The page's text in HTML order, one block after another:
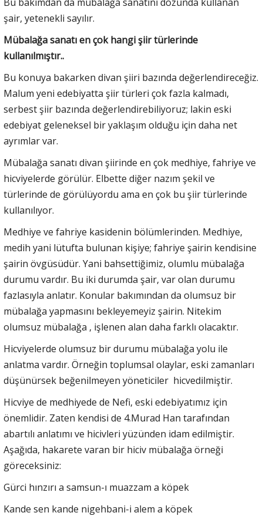
şair, yetenekli sayılır.
Mübalağa sanatı en çok hangi şiir türlerinde
kullanılmıştır..
Bu konuya bakarken divan şiiri bazında değerlendireceğiz.
Malum yeni edebiyatta şiir türleri çok fazla kalmadı,
serbest şiir bazında değerlendirebiliyoruz; lakin eski
edebiyat geleneksel bir yaklaşım olduğu için daha net
ayrımlar var.
Mübalağa sanatı divan şiirinde en çok medhiye, fahriye ve
hicviyelerde görülür. Elbette diğer nazım şekil ve
türlerinde de görülüyordu ama en çok bu şiir türlerinde
kullanılıyor.
Medhiye ve fahriye kasidenin bölümlerinden. Medhiye,
medih yani lütufta bulunan kişiye; fahriye şairin kendisine
şairin övgüsüdür. Yani bahsettiğimiz, olumlu mübalağa
durumu vardır. Bu iki durumda şair, var olan durumu
fazlasıyla anlatır. Konular bakımından da olumsuz bir
mübalağa yapmasını bekleyemeyiz şairin. Nitekim
olumsuz mübalağa , işlenen alan daha farklı olacaktır.
Hicviyelerde olumsuz bir durumu mübalağa yolu ile
anlatma vardır. Örneğin toplumsal olaylar, eski zamanları
düşünürsek beğenilmeyen yöneticiler hicvedilmiştir.
Hicviye de medhiyede de Nefi, eski edebiyatımız için
önemlidir. Zaten kendisi de 4.Murad Han tarafından
abartılı anlatımı ve hicivleri yüzünden idam edilmiştir.
Aşağıda, hakarete varan bir hiciv mübalağa örneği
göreceksiniz:
Gürci hınzırı a samsun-ı muazzam a köpek
Kande sen kande nigehbani-i alem a köpek